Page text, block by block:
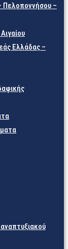
Πελοποννήσου –
Ελλάδας –